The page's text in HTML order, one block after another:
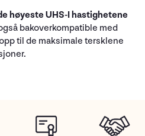
høyeste UHS-I hastighetene
bakoverkompatible med
til de maksimale tersklene